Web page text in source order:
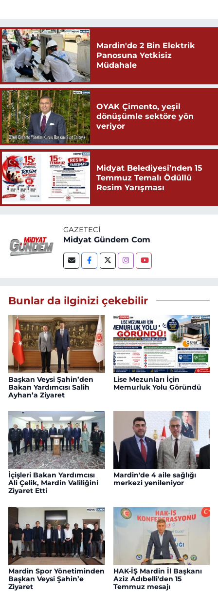
Mardin'de 2 Bin Elektrik
Panosuna Yetkisiz
Müdahale
OYAK Çimento, yeşil
dönüşümle sektöre yön
veriyor
Midyat Belediyesi’nden 15
Temmuz Temalı Ödüllü
Resim Yarışması
GAZETECI
Midyat Gündem Com
Bunlar da ilginizi çekebilir
Başkan Veysi Şahin’den
Bakan Yardımcısı Salih
Ayhan’a Ziyaret
Lise Mezunları İçin
Memurluk Yolu Göründü
İçişleri Bakan Yardımcısı
Ali Çelik, Mardin Valiliğini
Ziyaret Etti
Mardin'de 4 aile sağlığı
merkezi yenileniyor
Mardin Spor Yönetiminden
Başkan Veysi Şahin’e
Ziyaret
HAK-İŞ Mardin İl Başkanı
Aziz Adıbelli'den 15
Temmuz mesajı